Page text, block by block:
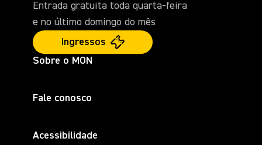
Entrada gratuita toda quarta-feira
e no último domingo do mês
Ingressos
Sobre o MON
Fale conosco
Acessibilidade